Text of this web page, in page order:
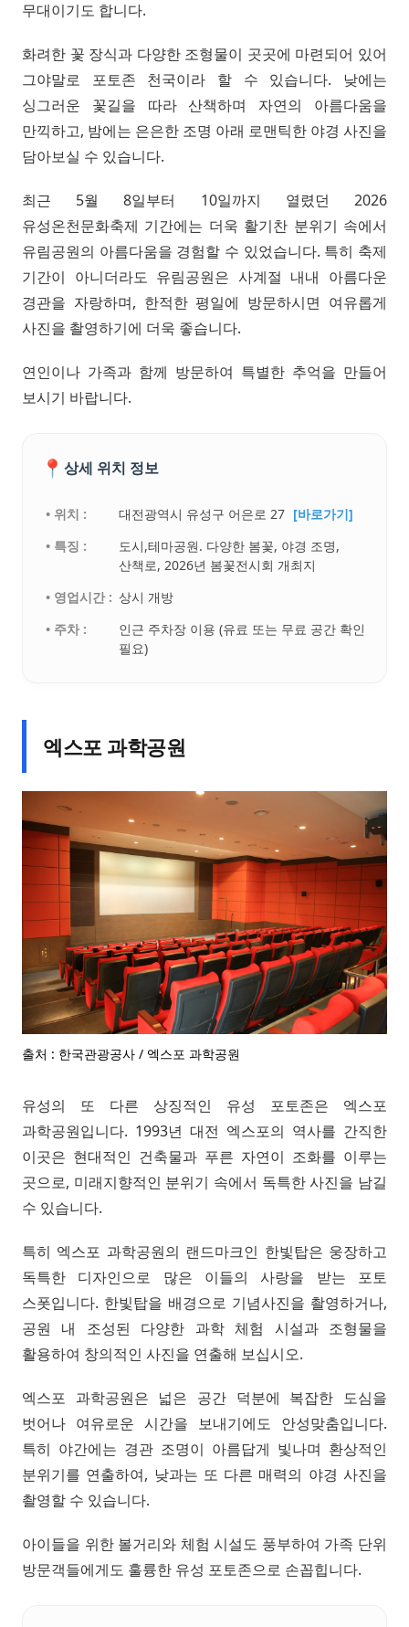
무대이기도 합니다.
화려한 꽃 장식과 다양한 조형물이 곳곳에 마련되어 있어
그야말로 포토존 천국이라 할 수 있습니다. 낮에는
싱그러운 꽃길을 따라 산책하며 자연의 아름다움을
만끽하고, 밤에는 은은한 조명 아래 로맨틱한 야경 사진을
담아보실 수 있습니다.
최근 5월 8일부터 10일까지 열렸던 2026
유성온천문화축제 기간에는 더욱 활기찬 분위기 속에서
유림공원의 아름다움을 경험할 수 있었습니다. 특히 축제
기간이 아니더라도 유림공원은 사계절 내내 아름다운
경관을 자랑하며, 한적한 평일에 방문하시면 여유롭게
사진을 촬영하기에 더욱 좋습니다.
연인이나 가족과 함께 방문하여 특별한 추억을 만들어
보시기 바랍니다.
📍 상세 위치 정보
• 위치 : 대전광역시 유성구 어은로 27 [바로가기]
• 특징 :
도시,테마공원. 다양한 봄꽃, 야경 조명,
산책로, 2026년 봄꽃전시회 개최지
• 영업시간 : 상시 개방
• 주차 :
인근 주차장 이용 (유료 또는 무료 공간 확인
필요)
엑스포 과학공원
출처 : 한국관광공사 / 엑스포 과학공원
유성의 또 다른 상징적인 유성 포토존은 엑스포
과학공원입니다. 1993년 대전 엑스포의 역사를 간직한
이곳은 현대적인 건축물과 푸른 자연이 조화를 이루는
곳으로, 미래지향적인 분위기 속에서 독특한 사진을 남길
수 있습니다.
특히 엑스포 과학공원의 랜드마크인 한빛탑은 웅장하고
독특한 디자인으로 많은 이들의 사랑을 받는 포토
스폿입니다. 한빛탑을 배경으로 기념사진을 촬영하거나,
공원 내 조성된 다양한 과학 체험 시설과 조형물을
활용하여 창의적인 사진을 연출해 보십시오.
엑스포 과학공원은 넓은 공간 덕분에 복잡한 도심을
벗어나 여유로운 시간을 보내기에도 안성맞춤입니다.
특히 야간에는 경관 조명이 아름답게 빛나며 환상적인
분위기를 연출하여, 낮과는 또 다른 매력의 야경 사진을
촬영할 수 있습니다.
아이들을 위한 볼거리와 체험 시설도 풍부하여 가족 단위
방문객들에게도 훌륭한 유성 포토존으로 손꼽힙니다.